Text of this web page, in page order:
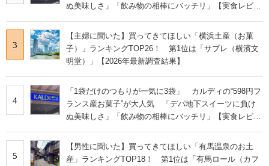
ぬ美味しさ」「飲み物の相棒にバッチリ」【実食レビュ
3
【主婦に聞いた】買ってきてほしい「横浜土産（お菓
子）」ランキングTOP26！ 第1位は「サブレ（横濱文
明堂）」【2026年最新調査結果】
4
「1袋だけのつもりが一気に3袋」 カルディの“598円フ
ランス産お菓子”が大人気 「デパ地下スイーツに負け
ぬ美味しさ」「飲み物の相棒にバッチリ」【実食レビュ
5
【男性に聞いた】買ってきてほしい「有馬温泉のお土
産」ランキングTOP18！ 第1位は「有馬ロール（カフ